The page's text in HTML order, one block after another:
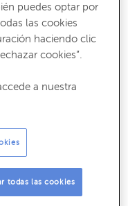
es importante hacerse
superficiea calentar,
de vecinos, la
; mientras que, si se
es más amplia,
es más compleja
si solo se busca
puedes optar por
las cookies
haciendo clic
cookies”.
a nuestra
todas las cookies